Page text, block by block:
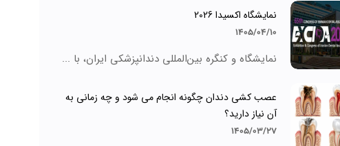
نمایشگاه اکسیدا 2026
1405/04/10
نمایشگاه و کنگره بین‌المللی دندانپزشکی ایران، با ...
عصب کشی دندان چگونه انجام می شود و چه زمانی به
آن نیاز دارید؟
1405/03/27